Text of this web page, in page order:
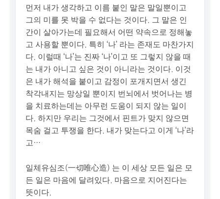
먼저 내가 생각하고 이름 붙인 말은 말일뿐이고
그의 미를 못 박을 수 없다는 것이다. 그 말은 인
간이 살아가는데 필요해서 어떤 약속으로 정해놓
고 사용할 뿐이다. 특히 ‘나’ 라는 존재도 마찬가지
다. 이럴때 ‘나’는 진짜 ‘나’이고 또 그렇지 않을 때
는 내가 아니고 싶은 것이 아니라는 것이다. 이것
은 내가 해석을 붙이고 감정이 포개지면서 생긴
착각내지는 망상일 뿐이지 번뇌에서 벗어나는 병
을 치료하는데는 아무런 도움이 되지 않는 일이
다. 하지만 우리는 그것에서 핀트가 맞지 않으면
목숨 걸고 투쟁을 한다. 내가 맞는다고 이게 ‘나’라
고…
일체유심조(一切唯心造) 는 이 세상 모든 일은 모
든 일은 마음에 달려있다. 마음으로 지어진다는
뜻이다.